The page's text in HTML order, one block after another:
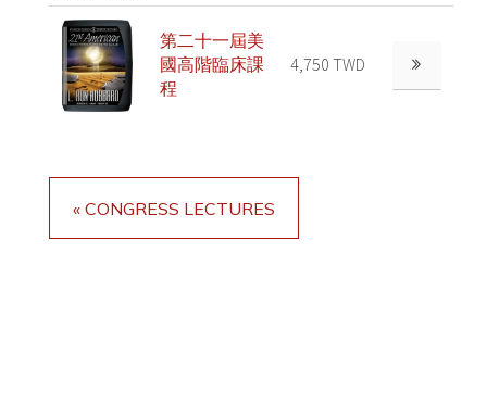
第二十一屆美
國高階臨床課
程
4,750 TWD
« CONGRESS LECTURES